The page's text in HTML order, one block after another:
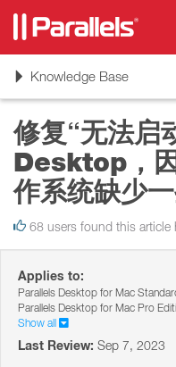
ToggleKnowledge Base
修复“无法
Desktop，
作系统缺少一
68 users found this article
Applies to:
Parallels Desktop for Mac
Parallels Desktop for Mac Pro
Show all
Last Review: Sep 7, 2023